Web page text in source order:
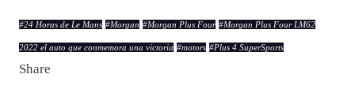
#24 Horas de Le Mans #Morgan #Morgan Plus Four #Morgan Plus Four LM62
2022 el auto que conmemora una victoria #motors #Plus 4 SuperSports
Share